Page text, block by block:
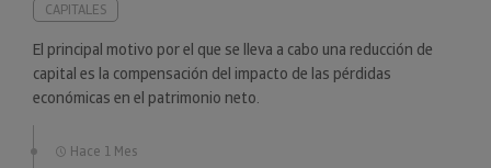
CAPITALES
El principal motivo por el que se lleva a cabo una reducción de
capital es la compensación del impacto de las pérdidas
económicas en el patrimonio neto.
Hace 1 Mes